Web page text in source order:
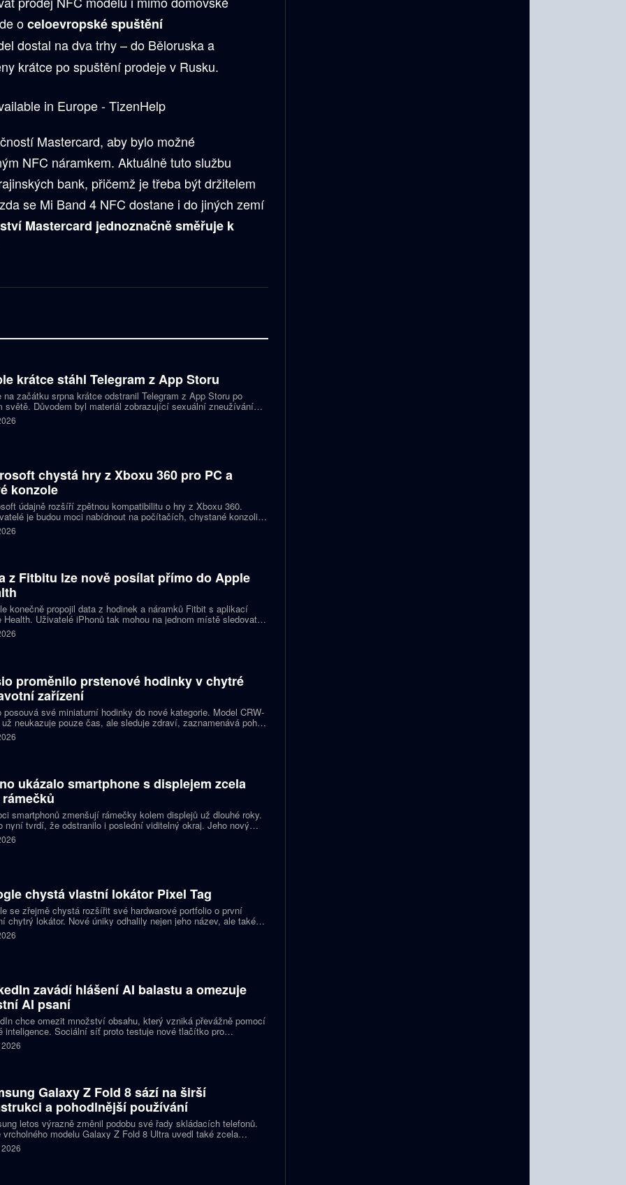
oceloevropské spuštění
dostal na dva trhy – do Běloruska a
krátce po spuštění prodeje v Rusku.
Mastercard, aby bylo možné
NFC náramkem. Aktuálně tuto službu
bank, přičemž je třeba být držitelem
se Mi Band 4 NFC dostane i do jiných zemí
Mastercard jednoznačně směřuje k
krátce stáhl Telegram z App Storu
na začátku srpna krátce odstranil Telegram z App Storu po
světě. Důvodem byl materiál zobrazující sexuální zneužívání
podle firmy sdílel jeden uživatel. Telegram účet rychle
a aplikace se ještě během stejného dne do obchodu vrátila.
chystá hry z Xboxu 360 pro PC a
konzole
údajně rozšíří zpětnou kompatibilitu o hry z Xboxu 360.
je budou moci nabídnout na počítačích, chystané konzoli
Helix i přenosných zařízeních. První tituly by mohly dorazit
let 2027 a 2028.
z Fitbitu lze nově posílat přímo do Apple
konečně propojil data z hodinek a náramků Fitbit s aplikací
Health. Uživatelé iPhonů tak mohou na jednom místě sledovat
cvičení, spánek i zdravotní údaje. Novinka odstraňuje omezení,
bylo dosud nutné využívat pomocné aplikace nebo jiné
proměnilo prstenové hodinky v chytré
zařízení
posouvá své miniaturní hodinky do nové kategorie. Model CRW-
už neukazuje pouze čas, ale sleduje zdraví, zaznamenává pohyb
na dění v telefonu. Celokovový prsten tak spojuje digitální
šperk a chytré zařízení, které může uživatel nosit po celý den.
ukázalo smartphone s displejem zcela
rámečků
smartphonů zmenšují rámečky kolem displejů už dlouhé roky.
nyní tvrdí, že odstranilo i poslední viditelný okraj. Jeho nový
nabízí obrazovku s rámečkem širokým přesně nula milimetrů.
chystá vlastní lokátor Pixel Tag
se zřejmě chystá rozšířit své hardwarové portfolio o první
chytrý lokátor. Nové úniky odhalily nejen jeho název, ale také
zařízení a několik technických detailů. Pixel Tag má
v síti Find My Device a pomáhat s hledáním ztracených věcí
zavádí hlášení AI balastu a omezuje
AI psaní
chce omezit množství obsahu, který vzniká převážně pomocí
inteligence. Sociální síť proto testuje nové tlačítko pro
příspěvků, jež působí jako takzvaný AI balast. Zároveň
nástroje pro psaní textů a slibuje, že uživatelům nabídne
Galaxy Z Fold 8 sází na širší
a pohodlnější používání
letos výrazně změnil podobu své řady skládacích telefonů.
vrcholného modelu Galaxy Z Fold 8 Ultra uvedl také zcela
Galaxy Z Fold 8. Ten přichází s širší konstrukcí, novými
displejů a několika úpravami, které mají zpříjemnit